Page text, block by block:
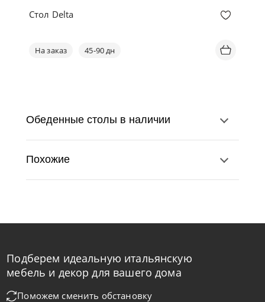
Стол Delta
На заказ 45-90 дн
от
Bontempi
Обеденные столы в наличии
Похожие
Подберем идеальную итальянскую
мебель и декор для вашего дома
Поможем сменить обстановку